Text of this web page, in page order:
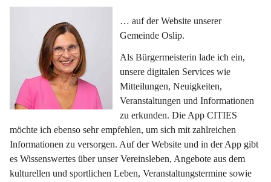
… auf der Website unserer
Gemeinde Oslip.
Als Bürgermeisterin lade ich ein,
unsere digitalen Services wie
Mitteilungen, Neuigkeiten,
Veranstaltungen und Informationen
zu erkunden. Die App CITIES
möchte ich ebenso sehr empfehlen, um sich mit zahlreichen
Informationen zu versorgen. Auf der Website und in der App gibt
es Wissenswertes über unser Vereinsleben, Angebote aus dem
kulturellen und sportlichen Leben, Veranstaltungstermine sowie